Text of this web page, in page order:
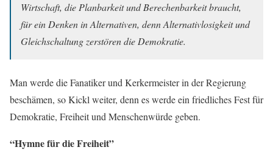
Wirtschaft, die Planbarkeit und Berechenbarkeit braucht,
für ein Denken in Alternativen, denn Alternativlosigkeit und
Gleichschaltung zerstören die Demokratie.
Man werde die Fanatiker und Kerkermeister in der Regierung
beschämen, so Kickl weiter, denn es werde ein friedliches Fest für
Demokratie, Freiheit und Menschenwürde geben.
“Hymne für die Freiheit”